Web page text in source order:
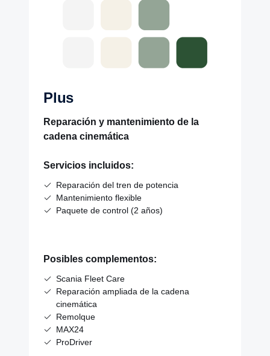
Plus
Reparación y mantenimiento de la
cadena cinemática
Servicios incluidos:
Reparación del tren de potencia
Mantenimiento flexible
Paquete de control (2 años)
Posibles complementos:
Scania Fleet Care
Reparación ampliada de la cadena
cinemática
Remolque
MAX24
ProDriver